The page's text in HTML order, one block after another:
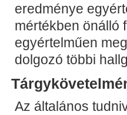
eredménye
mértékben önálló
egyértelműen
dolgozó többi
Az általános